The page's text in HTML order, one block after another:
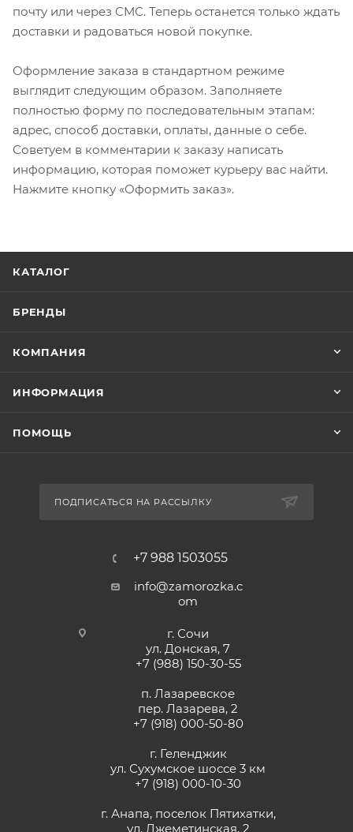
почту или через СМС. Теперь останется только ждать
доставки и радоваться новой покупке.
Оформление заказа в стандартном режиме
выглядит следующим образом. Заполняете
полностью форму по последовательным этапам:
адрес, способ доставки, оплаты, данные о себе.
Советуем в комментарии к заказу написать
информацию, которая поможет курьеру вас найти.
Нажмите кнопку «Оформить заказ».
КАТАЛОГ
БРЕНДЫ
КОМПАНИЯ
ИНФОРМАЦИЯ
ПОМОЩЬ
ПОДПИСАТЬСЯ НА РАССЫЛКУ
+7 988 1503055
info@zamorozka.c
om
г. Сочи
ул. Донская, 7
+7 (988) 150-30-55
п. Лазаревское
пер. Лазарева, 2
+7 (918) 000-50-80
г. Геленджик
ул. Сухумское шоссе 3 км
+7 (918) 000-10-30
г. Анапа, поселок Пятихатки,
ул. Джеметинская, 2